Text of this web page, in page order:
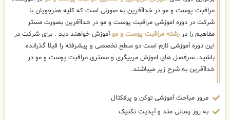
مراقبت پوست و مو در خداآفرین به صورتی است که کلیه هنرجویان با
شرکت در دوره اموزشی مراقبت پوست و مو در خداآفرین بصورت مستر
مفاهیم را در رشته مراقبت پوست و موآموزش خواهند دید . برای شرکت در
این دوره آموزشی لازم است دو سطح تخصصی و پیشرفته را قبلا گذرانده
باشید. سرفصل های اموزش مربیگری و مستری مراقبت پوست و مو در
خداآفرین به شرح زیر میباشند.
مرور مباحث آموزشی توکن و پرفکتال
به روز رسانی متد و آپدیت تکنیک